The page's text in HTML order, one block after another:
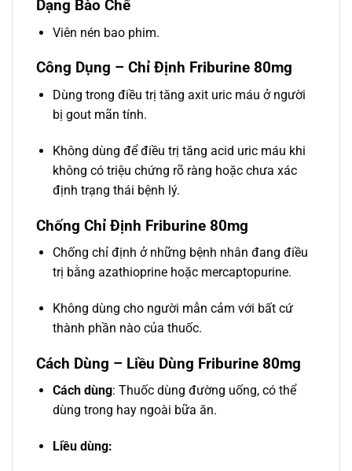
Dạng Bào Chế
Viên nén bao phim.
Công Dụng – Chỉ Định Friburine 80mg
Dùng trong điều trị tăng axit uric máu ở người
bị gout mãn tính.
Không dùng để điều trị tăng acid uric máu khi
không có triệu chứng rõ ràng hoặc chưa xác
định trạng thái bệnh lý.
Chống Chỉ Định Friburine 80mg
Chống chỉ định ở những bệnh nhân đang điều
trị bằng azathioprine hoặc mercaptopurine.
Không dùng cho người mẫn cảm với bất cứ
thành phần nào của thuốc.
Cách Dùng – Liều Dùng Friburine 80mg
Cách dùng: Thuốc dùng đường uống, có thể
dùng trong hay ngoài bữa ăn.
Liều dùng: